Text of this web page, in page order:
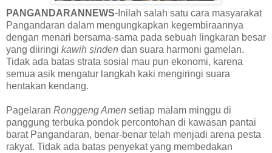
PANGANDARANNEWS-Inilah salah satu cara masyarakat
Pangandaran dalam mengungkapkan kegembiraannya
dengan menari bersama-sama pada sebuah lingkaran besar
yang diiringi kawih sinden dan suara harmoni gamelan.
Tidak ada batas strata sosial mau pun ekonomi, karena
semua asik mengatur langkah kaki mengiringi suara
hentakan kendang.
Pagelaran Ronggeng Amen setiap malam minggu di
panggung terbuka pondok percontohan di kawasan pantai
barat Pangandaran, benar-benar telah menjadi arena pesta
rakyat. Tidak ada batas penyekat yang membedakan